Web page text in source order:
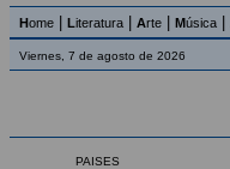
Home Literatura Arte Música
Viernes, 7 de agosto de 2026
PAISES